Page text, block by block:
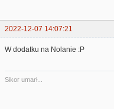
2022-12-07 14:07:21
W dodatku na Nolanie :P
Sikor umarł...